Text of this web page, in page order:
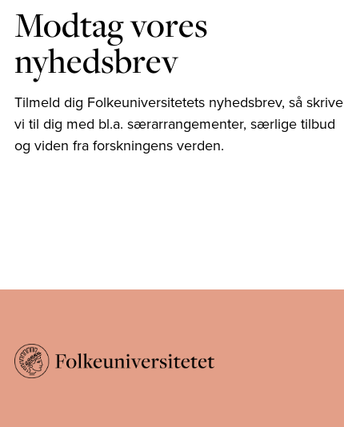
Modtag vores
nyhedsbrev
Tilmeld dig Folkeuniversitetets nyhedsbrev, så
vi til dig med bl.a. særarrangementer, særlige tilbud
og viden fra forskningens verden.